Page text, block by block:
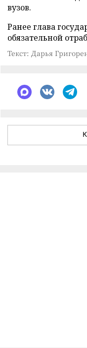
вузов.
Ранее глава
обязательной
Текст: Дарья